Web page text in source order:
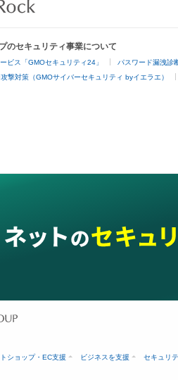
のセキュリティ事業について
ビス「GMOセキュリティ24」 パスワード漏洩診
撃対策（GMOサイバーセキュリティ byイエラエ）
ショップ・EC支援 ビジネスを支援 セキュリ